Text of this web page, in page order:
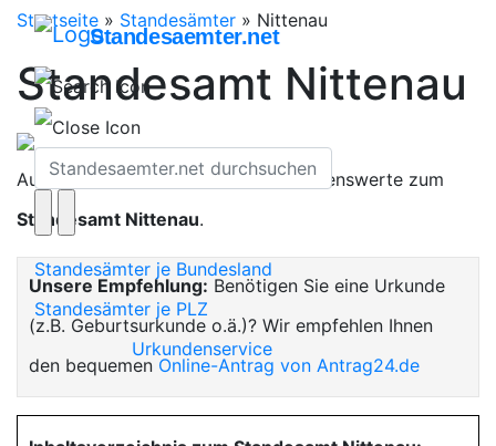
Standesaemter.net
Standesämter je Bundesland
Standesämter je PLZ
Urkundenservice
Startseite » Standesämter » Nittenau
Standesamt Nittenau
Auf dieser Seite finden Sie alles Wissenswerte zum
Standesamt Nittenau.
Unsere Empfehlung: Benötigen Sie eine Urkunde
(z.B. Geburtsurkunde o.ä.)? Wir empfehlen Ihnen
den bequemen Online-Antrag von Antrag24.de